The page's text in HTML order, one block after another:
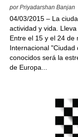
por Priyadarshan Banjan
04/03/2015 – La
actividad y vida.
Entre el 15 y el 24 de
Internacional
conocidos será la
de Europa...